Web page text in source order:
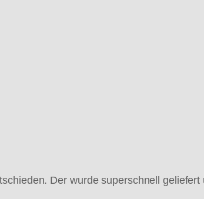
Der wurde superschnell